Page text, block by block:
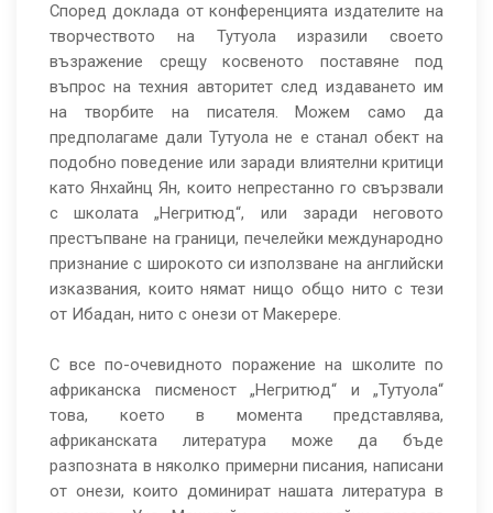
Според доклада от конференцията издателите на
творчеството на Тутуола изразили своето
възражение срещу косвеното поставяне под
въпрос на техния авторитет след издаването им
на творбите на писателя. Можем само да
предполагаме дали Тутуола не е станал обект на
подобно поведение или заради влиятелни критици
като Янхайнц Ян, които непрестанно го свързвали
с школата „Негритюд“, или заради неговото
престъпване на граници, печелейки международно
признание с широкото си използване на английски
изказвания, които нямат нищо общо нито с тези
от Ибадан, нито с онези от Макерере.
С все по-очевидното поражение на школите по
африканска писменост „Негритюд“ и „Тутуола“
това, което в момента представлява,
африканската литература може да бъде
разпозната в няколко примерни писания, написани
от онези, които доминират нашата литература в